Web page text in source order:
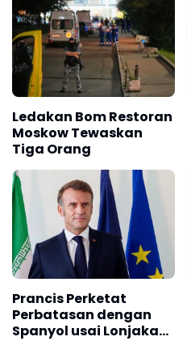
Ledakan Bom Restoran
Moskow Tewaskan
Tiga Orang
Prancis Perketat
Perbatasan dengan
Spanyol usai Lonjakan